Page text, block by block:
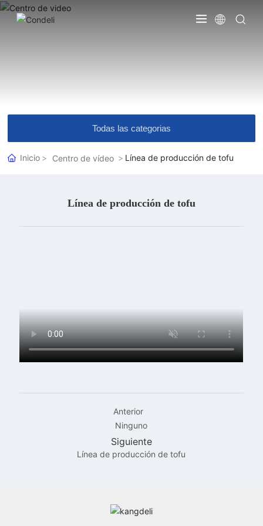
Todas las categorias
Inicio Centro de vídeo Línea de producción de tofu
Línea de producción de tofu
Anterior
Ninguno
Siguiente
Línea de producción de tofu